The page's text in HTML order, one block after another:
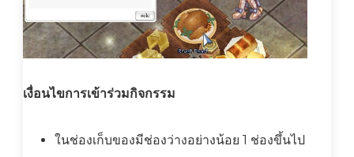
เงื่อนไขการเข้าร่วมกิจกรรม
ในช่องเก็บของมีช่องว่างอย่างน้อย 1 ช่องขึ้นไป